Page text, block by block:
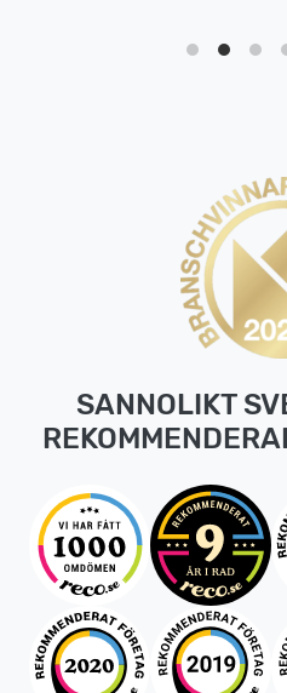
SANNOLIKT